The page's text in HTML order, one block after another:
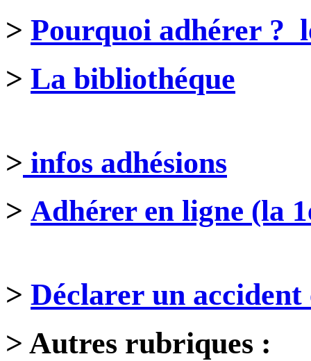
> Pourquoi adhérer ?
> La bibliothéque
> infos adhésions
> Adhérer en ligne (la
> Déclarer un accident
> Autres rubriques :